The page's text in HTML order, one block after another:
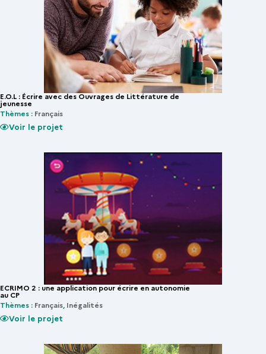
E.O.L : Écrire avec des Ouvrages de Littérature de
jeunesse
Thèmes : Français
Voir le projet
ECRIMO 2 : une application pour écrire en autonomie
au CP
Thèmes : Français Inégalités
Voir le projet